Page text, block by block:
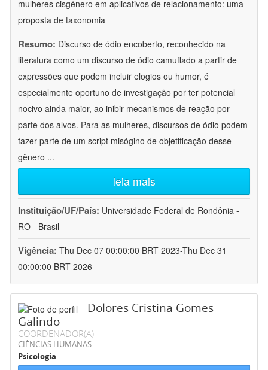
mulheres cisgênero em aplicativos de relacionamento: uma
proposta de taxonomia
Resumo: Discurso de ódio encoberto, reconhecido na
literatura como um discurso de ódio camuflado a partir de
expressões que podem incluir elogios ou humor, é
especialmente oportuno de investigação por ter potencial
nocivo ainda maior, ao inibir mecanismos de reação por
parte dos alvos. Para as mulheres, discursos de ódio podem
fazer parte de um script misógino de objetificação desse
gênero ...
leia mais
Instituição/UF/País: Universidade Federal de Rondônia -
RO - Brasil
Vigência: Thu Dec 07 00:00:00 BRT 2023-Thu Dec 31
00:00:00 BRT 2026
Dolores Cristina Gomes
Galindo
COORDENADOR(A)
CIÊNCIAS HUMANAS
Psicologia